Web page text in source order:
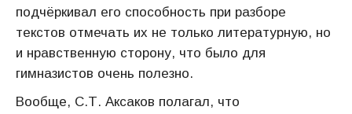
подчёркивал его способность при разборе
текстов отмечать их не только литературную, но
и нравственную сторону, что было для
гимназистов очень полезно.
Вообще, С.Т. Аксаков полагал, что